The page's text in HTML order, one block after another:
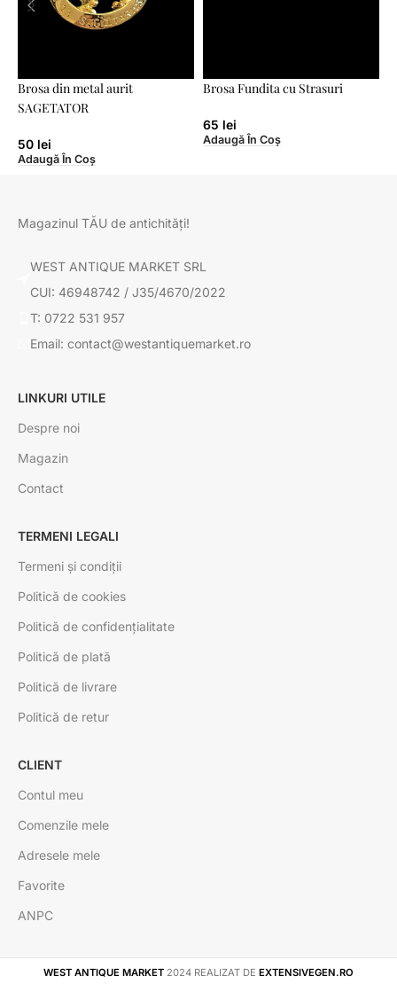
Brosa din metal aurit
SAGETATOR
50 lei
Adaugă În Coș
Brosa Fundita cu Strasuri
65 lei
Adaugă În Coș
Magazinul TĂU de antichități!
WEST ANTIQUE MARKET SRL
CUI: 46948742 / J35/4670/2022
T: 0722 531 957
Email: contact@westantiquemarket.ro
LINKURI UTILE
Despre noi
Magazin
Contact
TERMENI LEGALI
Termeni și condiții
Politică de cookies
Politică de confidențialitate
Politică de plată
Politică de livrare
Politică de retur
CLIENT
Contul meu
Comenzile mele
Adresele mele
Favorite
ANPC
WEST ANTIQUE MARKET 2024 REALIZAT DE EXTENSIVEGEN.RO